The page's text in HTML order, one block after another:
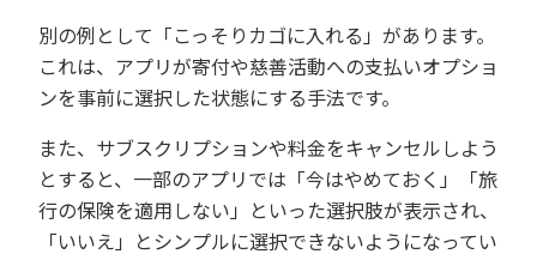
別の例として「こっそりカゴに入れる」があります。
これは、アプリが寄付や慈善活動への支払いオプショ
ンを事前に選択した状態にする手法です。
また、サブスクリプションや料金をキャンセルしよう
とすると、一部のアプリでは「今はやめておく」「旅
行の保険を適用しない」といった選択肢が表示され、
「いいえ」とシンプルに選択できないようになってい